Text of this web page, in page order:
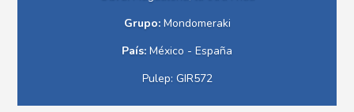
Grupo: Mondomeraki
País: México - España
Pulep: GIR572